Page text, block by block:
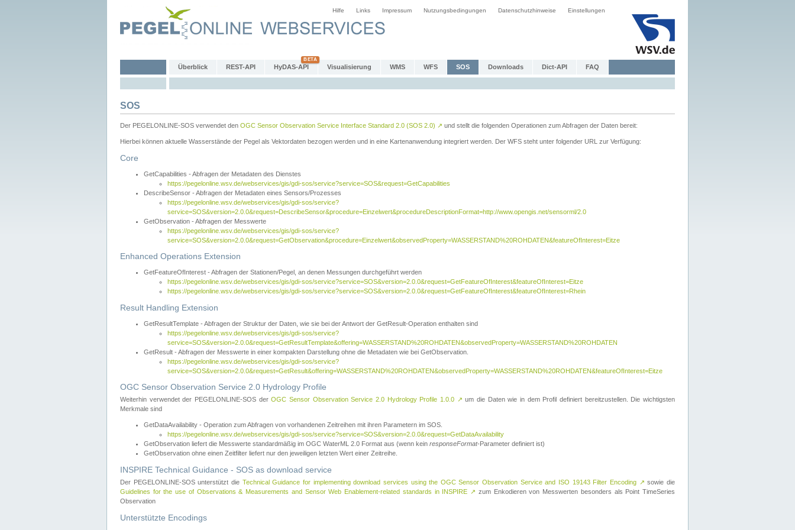
Hilfe Links Impressum Nutzungsbedingungen Datenschutzhinweise Einstellungen
Überblick REST-API HyDAS-API Visualisierung WMS WFS SOS Downloads Dict-API FAQ
SOS
Der PEGELONLINE-SOS verwendet den OGC Sensor Observation Service Interface Standard 2.0 (SOS 2.0) ↗ und stellt die folgenden Operationen zum Abfragen der Daten bereit:
Hierbei können aktuelle Wasserstände der Pegel als Vektordaten bezogen werden und in eine Kartenanwendung integriert werden. Der WFS steht unter folgender URL zur Verfügung:
Core
GetCapabilities - Abfragen der Metadaten des Dienstes
https://pegelonline.wsv.de/webservices/gis/gdi-sos/service?service=SOS&request=GetCapabilities
DescribeSensor - Abfragen der Metadaten eines Sensors/Prozesses
https://pegelonline.wsv.de/webservices/gis/gdi-sos/service?
service=SOS&version=2.0.0&request=DescribeSensor&procedure=Einzelwert&procedureDescriptionFormat=http://www.opengis.net/sensorml/2.0
GetObservation - Abfragen der Messwerte
https://pegelonline.wsv.de/webservices/gis/gdi-sos/service?
service=SOS&version=2.0.0&request=GetObservation&procedure=Einzelwert&observedProperty=WASSERSTAND%20ROHDATEN&featureOfInterest=Eitze
Enhanced Operations Extension
GetFeatureOfInterest - Abfragen der Stationen/Pegel, an denen Messungen durchgeführt werden
https://pegelonline.wsv.de/webservices/gis/gdi-sos/service?service=SOS&version=2.0.0&request=GetFeatureOfInterest&featureOfInterest=Eitze
https://pegelonline.wsv.de/webservices/gis/gdi-sos/service?service=SOS&version=2.0.0&request=GetFeatureOfInterest&featureOfInterest=Rhein
Result Handling Extension
GetResultTemplate - Abfragen der Struktur der Daten, wie sie bei der Antwort der GetResult-Operation enthalten sind
https://pegelonline.wsv.de/webservices/gis/gdi-sos/service?
service=SOS&version=2.0.0&request=GetResultTemplate&offering=WASSERSTAND%20ROHDATEN&observedProperty=WASSERSTAND%20ROHDATEN
GetResult - Abfragen der Messwerte in einer kompakten Darstellung ohne die Metadaten wie bei GetObservation.
https://pegelonline.wsv.de/webservices/gis/gdi-sos/service?
service=SOS&version=2.0.0&request=GetResult&offering=WASSERSTAND%20ROHDATEN&observedProperty=WASSERSTAND%20ROHDATEN&featureOfInterest=Eitze
OGC Sensor Observation Service 2.0 Hydrology Profile
Weiterhin verwendet der PEGELONLINE-SOS derOGC Sensor Observation Service 2.0 Hydrology Profile 1.0.0 ↗ um die Daten wie in dem Profil definiert bereitzustellen. Die wichtigsten
Merkmale sind
GetDataAvailability - Operation zum Abfragen von vorhandenen Zeitreihen mit ihren Parametern im SOS.
https://pegelonline.wsv.de/webservices/gis/gdi-sos/service?service=SOS&version=2.0.0&request=GetDataAvailability
GetObservation liefert die Messwerte standardmäßig im OGC WaterML 2.0 Format aus (wenn kein responseFormat-Parameter definiert ist)
GetObservation ohne einen Zeitfilter liefert nur den jeweiligen letzten Wert einer Zeitreihe.
INSPIRE Technical Guidance - SOS as download service
Der PEGELONLINE-SOS unterstützt die Technical Guidance for implementing download services using the OGC Sensor Observation Service and ISO 19143 Filter Encoding ↗ sowie die
Guidelines for the use of Observations & Measurements and Sensor Web Enablement-related standards in INSPIRE ↗ zum Enkodieren von Messwerten besonders als Point TimeSeries
Observation
Unterstützte Encodings